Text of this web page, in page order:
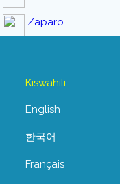
Zaparo
Kiswahili
English
한국어
Français